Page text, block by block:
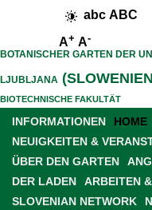
abc ABC
A+ A-
BOTANISCHER GARTEN DER
LJUBLJANA
BIOTECHNISCHE FAKULTÄT
INFORMATIONEN HOME
NEUIGKEITEN &
ÜBER DEN GARTEN
DER LADEN
ARBEITEN
SLOVENIAN NETWORK